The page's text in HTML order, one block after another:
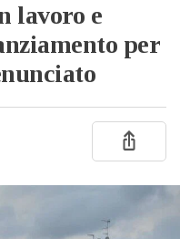
lavoro e
per